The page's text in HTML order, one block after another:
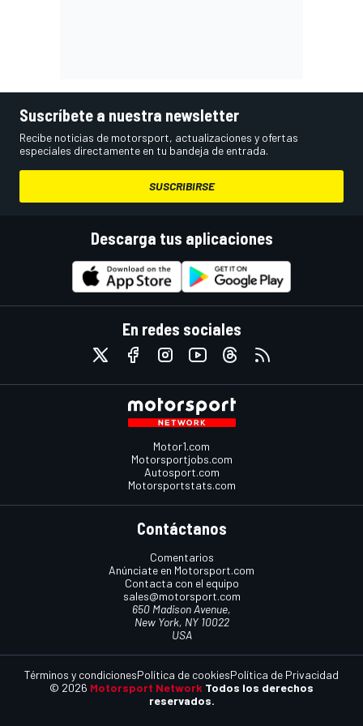
Suscríbete a nuestra newsletter
Recibe noticias de motorsport, actualizaciones y ofertas
especiales directamente en tu bandeja de entrada.
SUSCRIBIRSE
Descarga tus aplicaciones
En redes sociales
Motor1.com
Motorsportjobs.com
Autosport.com
Motorsportstats.com
Contáctanos
Comentarios
Anúnciate en Motorsport.com
Contacta con el equipo
sales@motorsport.com
650 Madison Avenue,
New York, NY 10022
USA
© 2026 Motorsport Network Todos los derechos
reservados.
Términos y condicionesPolítica de cookiesPolítica de Privacidad